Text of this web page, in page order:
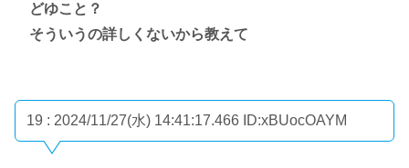
どゆこと？
そういうの詳しくないから教えて
19 : 2024/11/27(水) 14:41:17.466 ID:xBUocOAYM